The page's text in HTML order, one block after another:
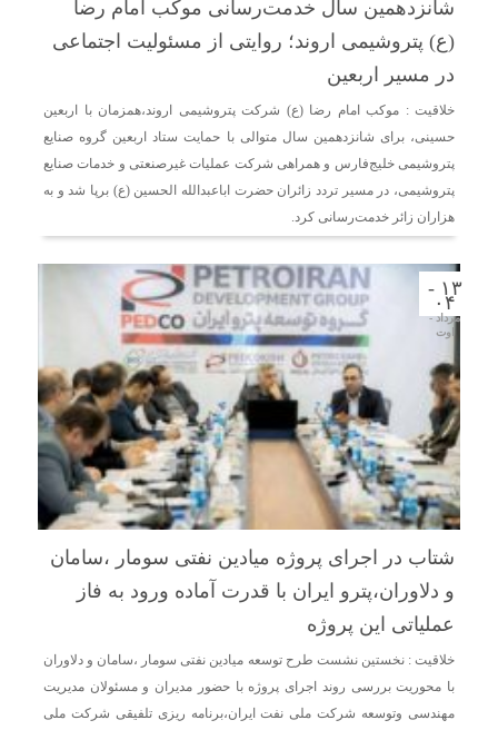
دریافت می‌کنند
غرفه‌های «نگارا» در مرزهای اربعین آماده خدمت‌رسانی به
زائران هستند
شانزدهمین سال خدمت‌رسانی موکب امام رضا
(ع) پتروشیمی اروند؛ روایتی از مسئولیت اجتماعی
در مسیر اربعین
خلاقیت : موکب امام رضا (ع) شرکت پتروشیمی اروند،‌همزمان با اربعین
حسینی، برای شانزدهمین سال متوالی با حمایت ستاد اربعین گروه صنایع
پتروشیمی خلیج‌فارس و همراهی شرکت عملیات غیرصنعتی و خدمات صنایع
پتروشیمی، در مسیر تردد زائران حضرت اباعبدالله الحسین (ع) برپا شد و به
هزاران زائر خدمت‌رسانی کرد.
۱۳ -
۰۴
مرداد -
اوت
شتاب در اجرای پروژه میادین نفتی سومار ،سامان
و دلاوران،پترو ایران با قدرت آماده ورود به فاز
عملیاتی این پروژه
خلاقیت : نخستین نشست طرح توسعه میادین نفتی سومار ،سامان و دلاوران
با محوریت بررسی روند اجرای پروژه با حضور مدیران و مسئولان مدیریت
مهندسی وتوسعه شرکت ملی نفت ایران،برنامه ریزی تلفیقی شرکت ملی